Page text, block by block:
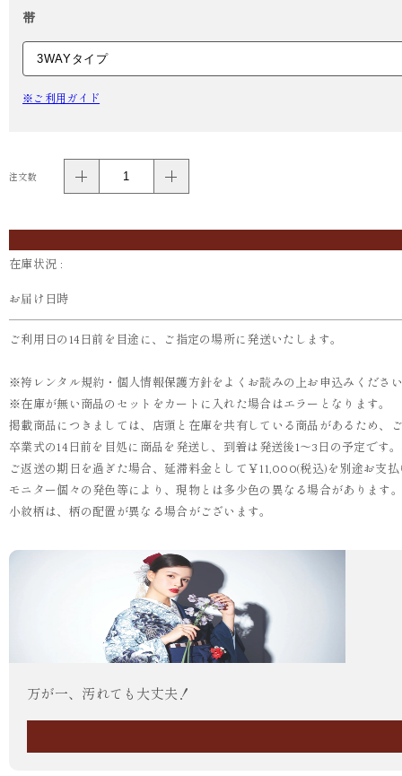
帯
※ご利用ガイド
注文数
在庫状況 :
お届け日時
ご利用日の14日前を目途に、ご指定の場所に発送いたします。
※袴レンタル規約・個人情報保護方針をよくお読みの上お申込みくださ
※在庫が無い商品のセットをカートに入れた場合はエラーとなります。
掲載商品につきましては、店頭と在庫を共有している商品があるため
卒業式の14日前を目処に商品を発送し、到着は発送後1～3日の予定で
ご返送の期日を過ぎた場合、延滞料金として￥11,000(税込)を別途お支
モニター個々の発色等により、現物とは多少色の異なる場合があります。
小紋柄は、柄の配置が異なる場合がございます。
万が一、汚れても大丈夫！